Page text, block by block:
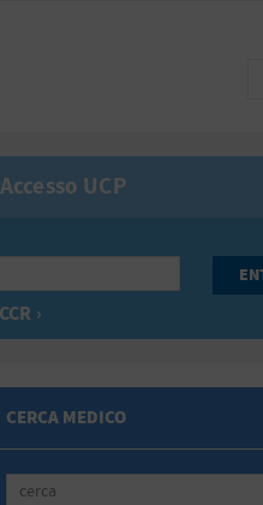
Accesso UCP
›
CERCA MEDICO